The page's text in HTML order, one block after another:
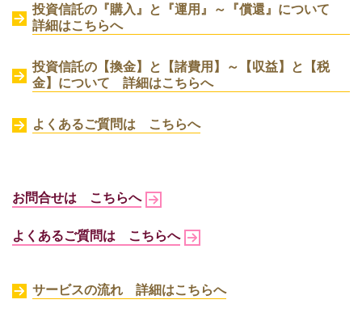
投資信託の『購入』と『運用』～『償還』について
詳細はこちらへ
投資信託の【換金】と【諸費用】～【収益】と【税
金】について
詳細はこちらへ
よくあるご質問は こちらへ
お問合せは こちらへ
よくあるご質問は こちらへ
サービスの流れ 詳細はこちらへ